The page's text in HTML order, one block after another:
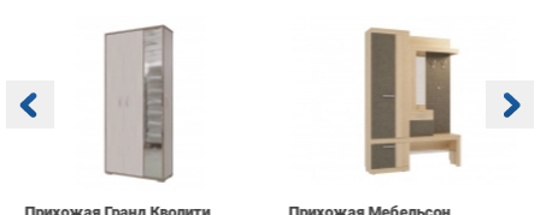
Прихожая Гранд Кволити
Домино mini Бодега
12 760 ₽ Купить
Прихожая Мебельсон
Алекс PR-0028 Дуб